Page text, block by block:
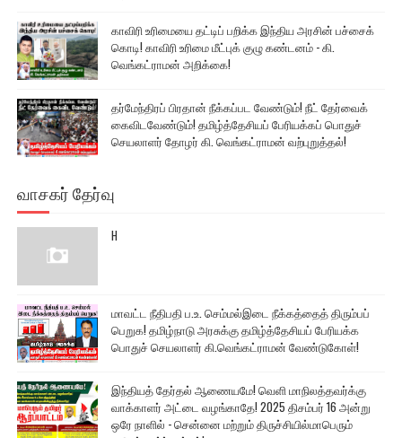
காவிரி உரிமையை தட்டிப் பறிக்க இந்திய அரசின் பச்சைக்
கொடி! காவிரி உரிமை மீட்புக் குழு கண்டனம் - கி.
வெங்கட்ராமன் அறிக்கை!
தர்மேந்திரப் பிரதான் நீக்கப்பட வேண்டும்! நீட் தேர்வைக்
கைவிடவேண்டும்! தமிழ்த்தேசியப் பேரியக்கப் பொதுச்
செயலாளர் தோழர் கி. வெங்கட்ராமன் வற்புறுத்தல்!
வாசகர் தேர்வு
H
மாவட்ட நீதிபதி ப.உ. செம்மல்இடை நீக்கத்தைத் திரும்பப்
பெறுக! தமிழ்நாடு அரசுக்கு தமிழ்த்தேசியப் பேரியக்க
பொதுச் செயலாளர் கி.வெங்கட்ராமன் வேண்டுகோள்!
இந்தியத் தேர்தல் ஆணையமே! வெளி மாநிலத்தவர்க்கு
வாக்காளர் அட்டை வழங்காதே! 2025 திசம்பர் 16 அன்று
ஒரே நாளில் - சென்னை மற்றும் திருச்சியில்மாபெரும்